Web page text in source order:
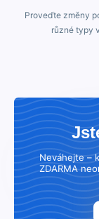
Proveďte změny
různé typy
Neváhejte –
ZDARMA